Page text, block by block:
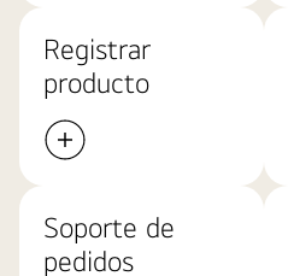
Registrar
producto
Soporte de
pedidos